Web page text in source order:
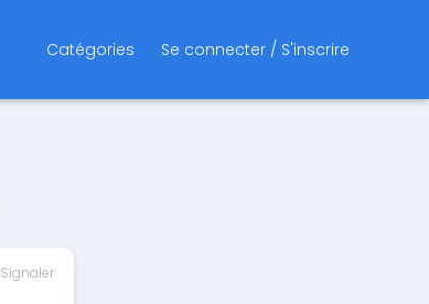
Catégories Se connecter / S'inscrire
Signaler